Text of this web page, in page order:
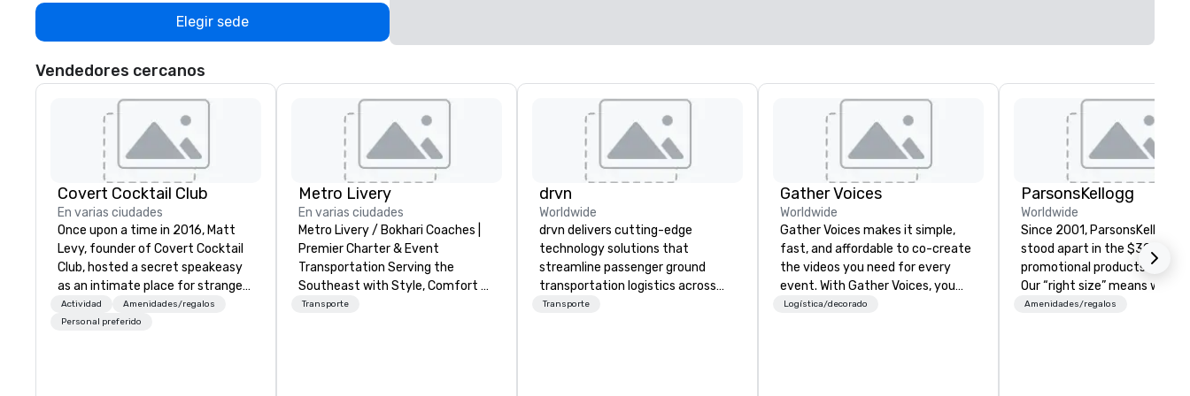
Elegir sede
Vendedores cercanos
Covert Cocktail Club
En varias ciudades
Once upon a time in 2016, Matt
Levy, founder of Covert Cocktail
Club, hosted a secret speakeasy
as an intimate place for strangers
to gather in his home. The only
way to find out about it was via
Actividad
Amenidades/regalos
Personal preferido
Metro Livery
En varias ciudades
Metro Livery / Bokhari Coaches |
Premier Charter & Event
Transportation Serving the
Southeast with Style, Comfort &
Reliability Whether you're planning
Transporte
drvn
Worldwide
drvn delivers cutting-edge
technology solutions that
streamline passenger ground
transportation logistics across
more than 200 countries, 400
Transporte
Gather Voices
Worldwide
Gather Voices makes it simple,
fast, and affordable to co-create
the videos you need for every
event. With Gather Voices, you
can increase event attendance,
Logística/decorado
ParsonsKellogg
Worldwide
Since 2001, ParsonsKellogg
stood apart in the $30 billion
promotional products
Our “right size” means we are
large enough to wield
Amenidades/regalos